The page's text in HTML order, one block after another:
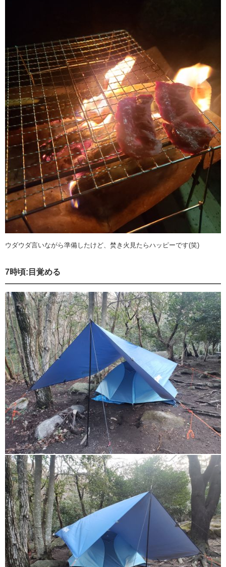
ウダウダ言いながら準備したけど、焚き火見たらハッピーです(笑)
7時頃:目覚める